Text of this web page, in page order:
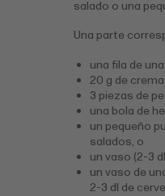
salado o una
Una parte
una fila de
20 g de
3 piezas de
una bola de
un pequeño
salados, o
un vaso (2-3
un vaso de
2-3 dl de